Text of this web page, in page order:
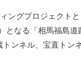
ングプロジェクト
となる「相馬福島
ンネル、宝直トン